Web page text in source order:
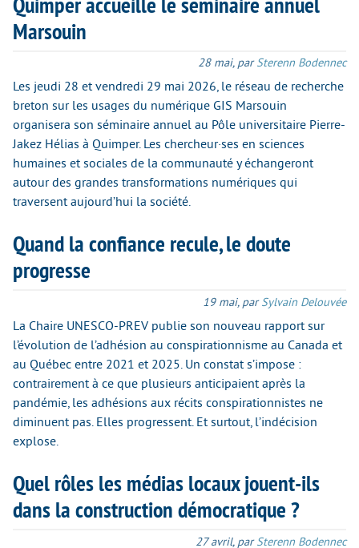
Marsouin
28 mai, parSterenn Bodennec
Les jeudi 28 et vendredi 29 mai 2026, le réseau de recherche
breton sur les usages du numérique GIS Marsouin
organisera son séminaire annuel au Pôle universitaire Pierre-
Jakez Hélias à Quimper. Les chercheur·ses en sciences
humaines et sociales de la communauté y échangeront
autour des grandes transformations numériques qui
traversent aujourd’hui la société.
Quand la confiance recule, le doute
progresse
19 mai, parSylvain Delouvée
La Chaire UNESCO-PREV publie son nouveau rapport sur
l’évolution de l’adhésion au conspirationnisme au Canada et
au Québec entre 2021 et 2025. Un constat s’impose :
contrairement à ce que plusieurs anticipaient après la
pandémie, les adhésions aux récits conspirationnistes ne
diminuent pas. Elles progressent. Et surtout, l’indécision
explose.
Quel rôles les médias locaux jouent-ils
dans la construction démocratique ?
27 avril, parSterenn Bodennec